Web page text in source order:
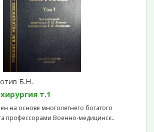
Б.Н.
т.1
на основе многолетнего богатого
профессорами Военно-медицинск..